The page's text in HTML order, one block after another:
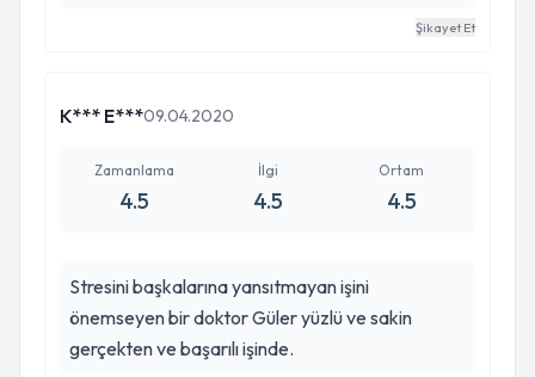
Şikayet Et
K*** E***09.04.2020
Zamanlama
4.5
İlgi
4.5
Ortam
4.5
Stresini başkalarına yansıtmayan işini
önemseyen bir doktor Güler yüzlü ve sakin
gerçekten ve başarılı işinde.